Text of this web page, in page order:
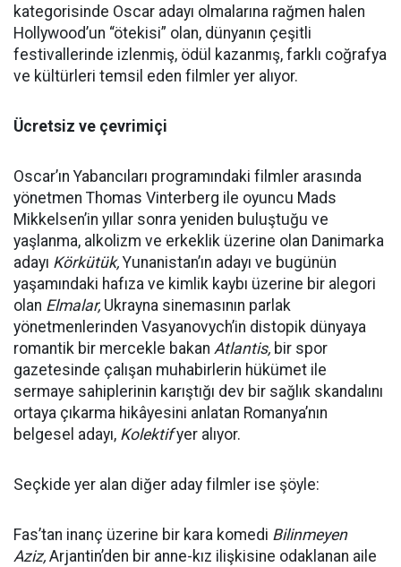
kategorisinde Oscar adayı olmalarına rağmen halen
Hollywood’un “ötekisi” olan, dünyanın çeşitli
festivallerinde izlenmiş, ödül kazanmış, farklı coğrafya
ve kültürleri temsil eden filmler yer alıyor.
Ücretsiz ve çevrimiçi
Oscar’ın Yabancıları programındaki filmler arasında
yönetmen Thomas Vinterberg ile oyuncu Mads
Mikkelsen’in yıllar sonra yeniden buluştuğu ve
yaşlanma, alkolizm ve erkeklik üzerine olan Danimarka
adayı Körkütük, Yunanistan’ın adayı ve bugünün
yaşamındaki hafıza ve kimlik kaybı üzerine bir alegori
olan Elmalar, Ukrayna sinemasının parlak
yönetmenlerinden Vasyanovych’in distopik dünyaya
romantik bir mercekle bakan Atlantis, bir spor
gazetesinde çalışan muhabirlerin hükümet ile
sermaye sahiplerinin karıştığı dev bir sağlık skandalını
ortaya çıkarma hikâyesini anlatan Romanya’nın
belgesel adayı, Kolektifyer alıyor.
Seçkide yer alan diğer aday filmler ise şöyle:
Fas’tan inanç üzerine bir kara komedi Bilinmeyen
Aziz, Arjantin’den bir anne-kız ilişkisine odaklanan aile